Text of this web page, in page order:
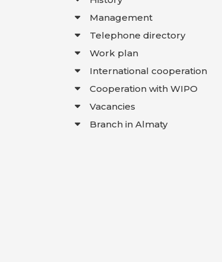
Management
Telephone directory
Work plan
International cooperation
Cooperation with WIPO
Vacancies
Branch in Almaty